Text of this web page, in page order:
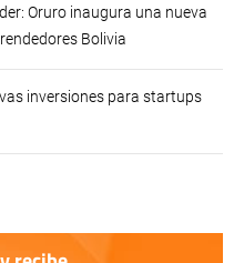
Oruro inaugura una nueva
Bolivia
inversiones para startups